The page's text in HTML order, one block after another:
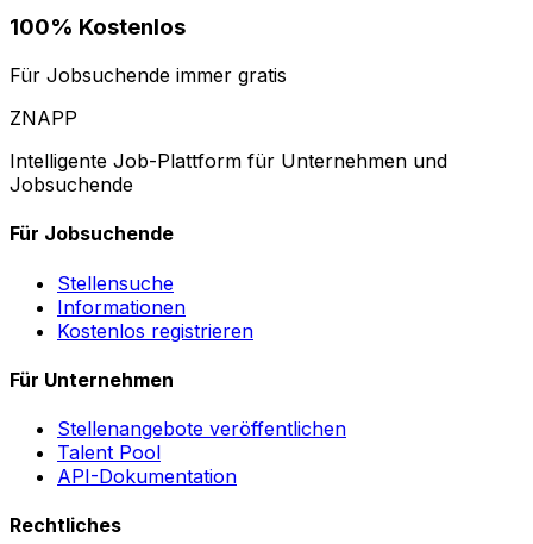
100% Kostenlos
Für Jobsuchende immer gratis
ZNAPP
Intelligente Job-Plattform für Unternehmen und
Jobsuchende
Für Jobsuchende
Stellensuche
Informationen
Kostenlos registrieren
Für Unternehmen
Stellenangebote veröffentlichen
Talent Pool
API-Dokumentation
Rechtliches